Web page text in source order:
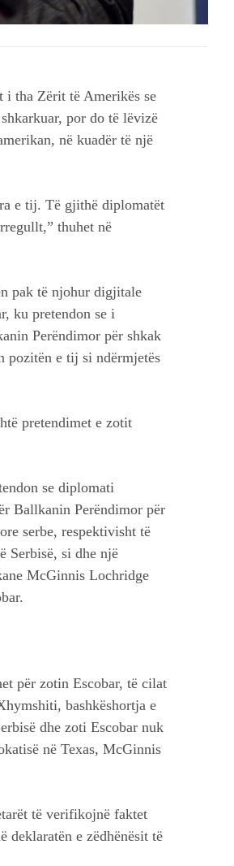
i tha Zërit të Amerikës se
por do të lëvizë
në kuadër të një
e tij. Të gjithë diplomatët
thuhet në
pak të njohur digjitale
ku pretendon se i
Perëndimor për shkak
pozitën e tij si ndërmjetës
pretendimet e zotit
se diplomati
Ballkanin Perëndimor për
serbe, respektivisht të
Serbisë, si dhe një
McGinnis Lochridge
për zotin Escobar, të cilat
bashkëshortja e
dhe zoti Escobar nuk
në Texas, McGinnis
të verifikojnë faktet
deklaratën e zëdhënësit të